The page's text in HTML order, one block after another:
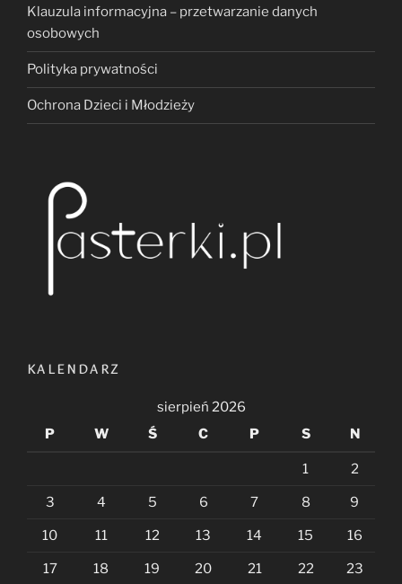
Klauzula informacyjna – przetwarzanie danych
osobowych
Polityka prywatności
Ochrona Dzieci i Młodzieży
KALENDARZ
sierpień 2026
P
W Ś C P S N
1 2
3 4 5 6 7 8 9
10 11 12 13 14 15 16
17 18 19 20 21 22 23